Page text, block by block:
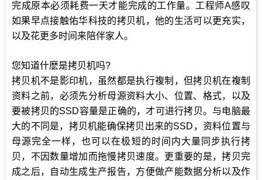
完成原本必须耗费一天才能完成的工作量。工程师A感叹
如果早点接触佑华科技的拷贝机，他的生活可以更充实，
以及花更多时间来陪伴家人。
您知道什麽是拷贝机吗?
拷贝机不是影印机，虽然都是执行複制，但拷贝机在複制
资料之前，必须先分析母源资料大小、位置、格式，以及
要被拷贝的SSD容量是正确的，才可进行拷贝。与电脑最
大的不同是，拷贝机能确保拷贝出来的SSD，资料位置与
母源完全一样，也可以在极短的时间内大量同步执行拷
贝，不因数量增加而拖慢拷贝速度。更重要的是，拷贝完
成之后，自动生成生产报告，方便做产能数据分析以及作